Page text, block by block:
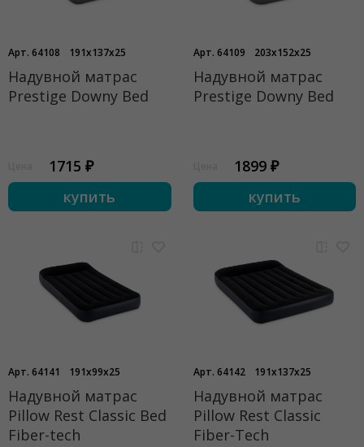
Арт. 64108 191x137x25
Надувной матрас
Prestige Downy Bed
1715 ₽
купить
Арт. 64109 203x152x25
Надувной матрас
Prestige Downy Bed
1899 ₽
купить
Арт. 64141 191x99x25
Надувной матрас
Pillow Rest Classic Bed
Fiber-tech
Арт. 64142 191x137x25
Надувной матрас
Pillow Rest Classic
Fiber-Tech